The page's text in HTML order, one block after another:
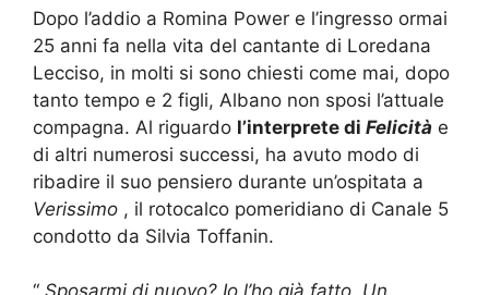
Dopo l’addio a Romina Power e l’ingresso ormai
25 anni fa nella vita del cantante di Loredana
Lecciso, in molti si sono chiesti come mai, dopo
tanto tempo e 2 figli, Albano non sposi l’attuale
compagna. Al riguardo l’interprete di Felicità e
di altri numerosi successi, ha avuto modo di
ribadire il suo pensiero durante un’ospitata a
Verissimo , il rotocalco pomeridiano di Canale 5
condotto da Silvia Toffanin.